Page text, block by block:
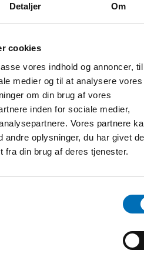
Detaljer Om
cookies
vores indhold og annoncer,
medier og til at analysere vores
om din brug af vores
inden for sociale medier,
Vores partnere
andre oplysninger, du har givet
fra din brug af deres tjenester.